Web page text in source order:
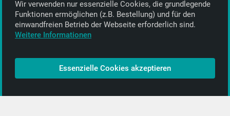
Alle Informationen
Kontakt
CD-Anbieter werden
CD-Anbieter-Login
Wir verwenden nur essenzielle Cookies, die grund­legende
Funktionen ermöglichen (z.B. Bestellung) und für den
einwand­freien Betrieb der Webseite erforderlich sind.
Weitere Informationen
Essenzielle Cookies akzeptieren